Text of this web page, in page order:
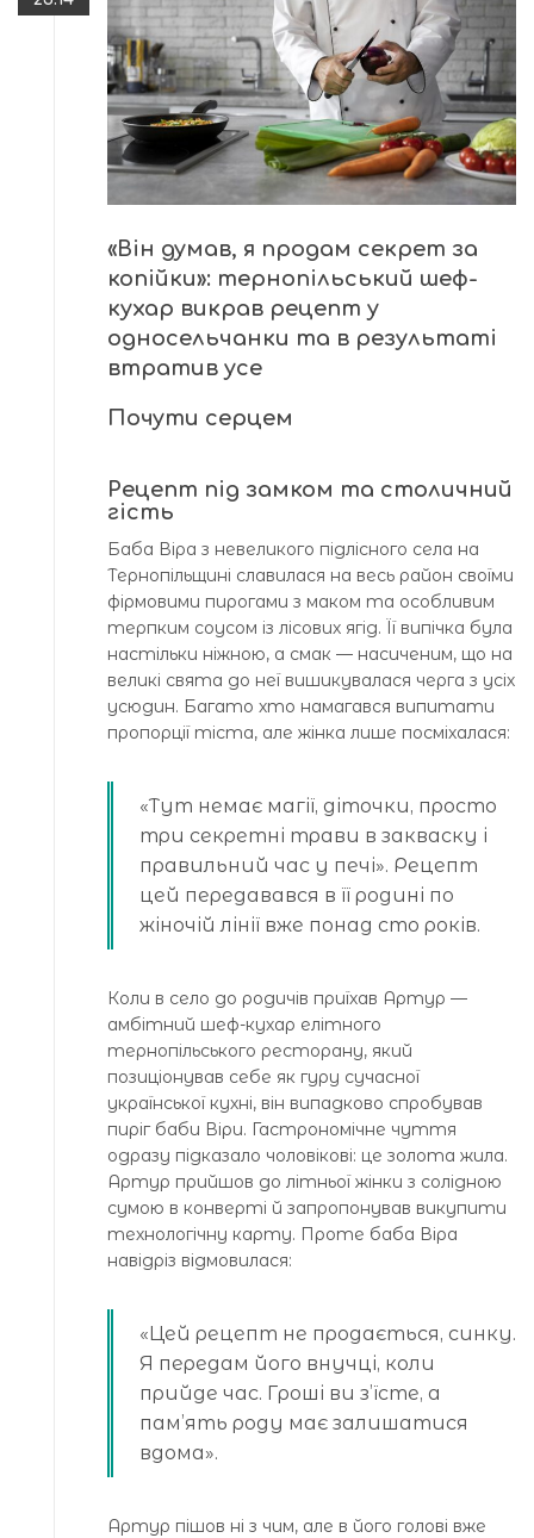
«Він думав, я продам секрет за
копійки»: тернопільський шеф-
кухар викрав рецепт у
односельчанки та в результаті
втратив усе
Почути серцем
Рецепт під замком та столичний
гість
Баба Віра з невеликого підлісного села на
Тернопільщині славилася на весь район своїми
фірмовими пирогами з маком та особливим
терпким соусом із лісових ягід. Її випічка була
настільки ніжною, а смак — насиченим, що на
великі свята до неї вишикувалася черга з усіх
усюдин. Багато хто намагався випитати
пропорції тіста, але жінка лише посміхалася:
«Тут немає магії, діточки, просто
три секретні трави в закваску і
правильний час у печі». Рецепт
цей передавався в її родині по
жіночій лінії вже понад сто років.
Коли в село до родичів приїхав Артур —
амбітний шеф-кухар елітного
тернопільського ресторану, який
позиціонував себе як гуру сучасної
української кухні, він випадково спробував
пиріг баби Віри. Гастрономічне чуття
одразу підказало чоловікові: це золота жила.
Артур прийшов до літньої жінки з солідною
сумою в конверті й запропонував викупити
технологічну карту. Проте баба Віра
навідріз відмовилася:
«Цей рецепт не продається, синку.
Я передам його внучці, коли
прийде час. Гроші ви з’їсте, а
пам’ять роду має залишатися
вдома».
Артур пішов ні з чим, але в його голові вже